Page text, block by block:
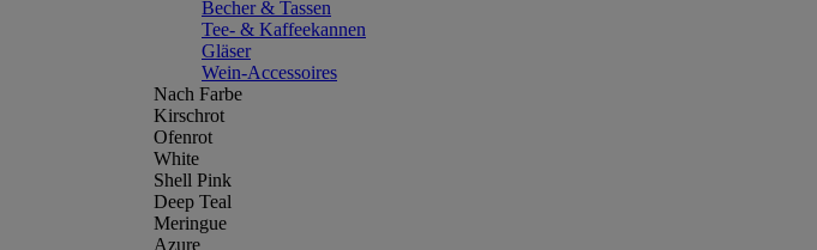
Becher & Tassen
Tee- & Kaffeekannen
Gläser
Wein-Accessoires
Nach Farbe
Kirschrot
Ofenrot
White
Shell Pink
Deep Teal
Meringue
Azure